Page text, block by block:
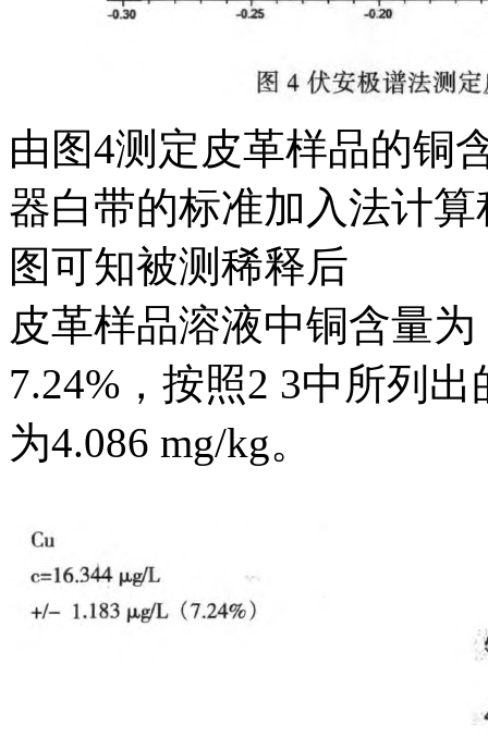
由图4测定皮革样品的铜
器白带的标准加入法计
图可知被测稀释后
皮革样品溶液中铜含量
7.24%，按照2 3中所列
为4.086 mg/kg。